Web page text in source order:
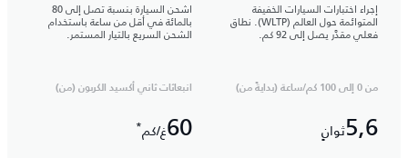
إجراء اختبارات السيارات الخفيفة
المتوائمة حول العالم (WLTP). نطاق
فعلي مقدَّر يصل إلى 92 كم.
اشحن السيارة بنسبة تصل إلى 80
بالمائة في أقل من ساعة باستخدام
الشحن السريع بالتيار المستمر.
من 0 إلى 100 كم/ساعة (بدايةً من)
5,6ثوانٍ
انبعاثات ثاني أكسيد الكربون (من)
60غ/كم*